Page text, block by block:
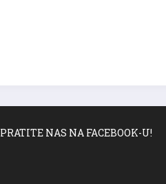
PRATITE NAS NA FACEBOOK-U!